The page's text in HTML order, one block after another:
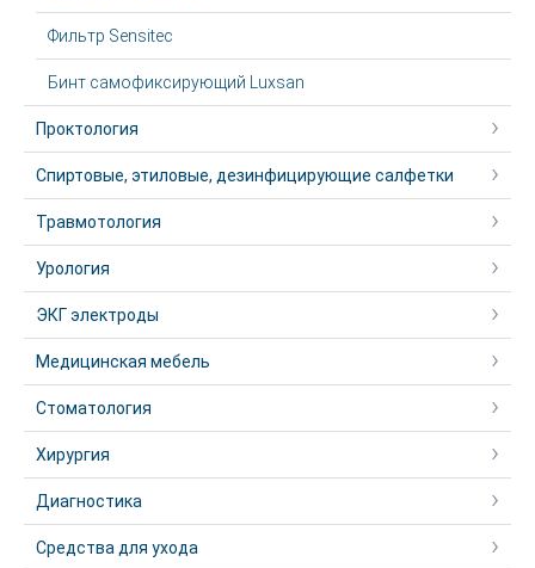
Фильтр Sensitec
Бинт самофиксирующий Luxsan
Проктология
Спиртовые, этиловые, дезинфицирующие салфетки
Травмотология
Урология
ЭКГ электроды
Медицинская мебель
Стоматология
Хирургия
Диагностика
Средства для ухода